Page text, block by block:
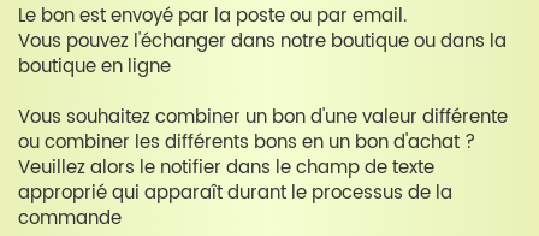
Le bon est envoyé par la poste ou par email.
Vous pouvez l'échanger dans notre boutique ou dans la
boutique en ligne
Vous souhaitez combiner un bon d'une valeur différente
ou combiner les différents bons en un bon d'achat ?
Veuillez alors le notifier dans le champ de texte
approprié qui apparaît durant le processus de la
commande